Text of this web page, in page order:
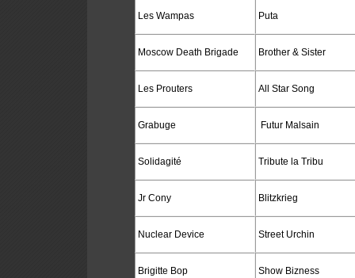
Les Wampas Puta
Moscow Death Brigade Brother & Sister
Les Prouters All Star Song
Grabuge Futur Malsain
Solidagité Tribute la Tribu
Jr Cony Blitzkrieg
Nuclear Device Street Urchin
Brigitte Bop Show Bizness